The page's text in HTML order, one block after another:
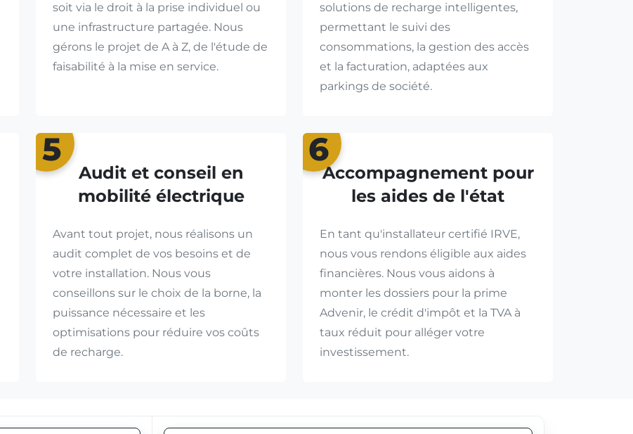
soit via le droit à la prise individuel ou
une infrastructure partagée. Nous
gérons le projet de A à Z, de l'étude de
faisabilité à la mise en service.
solutions de recharge intelligentes,
permettant le suivi des
consommations, la gestion des accès
et la facturation, adaptées aux
parkings de société.
5
Audit et conseil en
mobilité électrique
Avant tout projet, nous réalisons un
audit complet de vos besoins et de
votre installation. Nous vous
conseillons sur le choix de la borne, la
puissance nécessaire et les
optimisations pour réduire vos coûts
de recharge.
6
Accompagnement pour
les aides de l'état
En tant qu'installateur certifié IRVE,
nous vous rendons éligible aux aides
financières. Nous vous aidons à
monter les dossiers pour la prime
Advenir, le crédit d'impôt et la TVA à
taux réduit pour alléger votre
investissement.